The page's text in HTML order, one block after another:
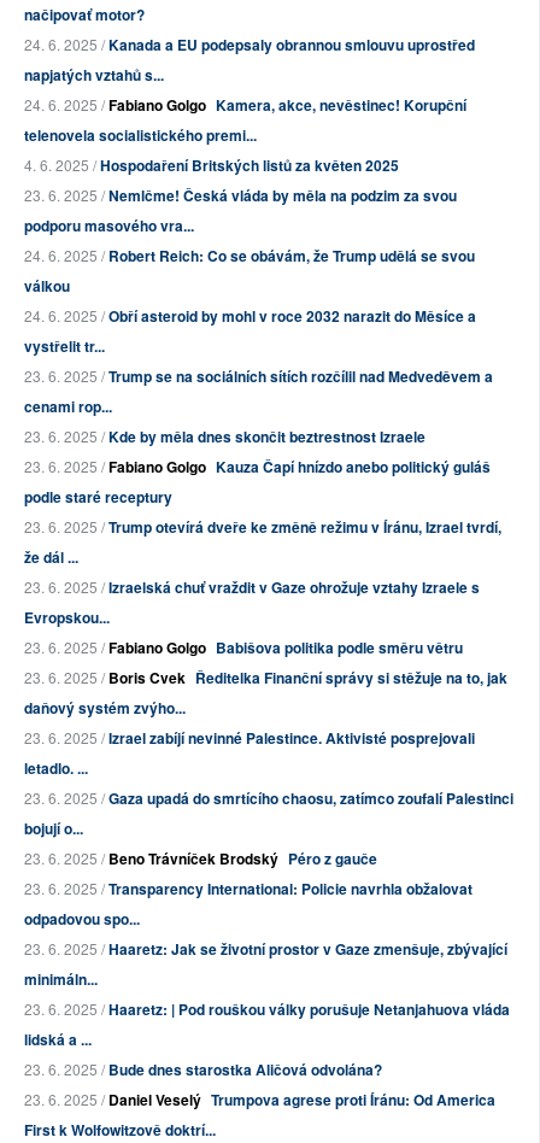
načipovať motor?
24. 6. 2025 /Kanada a EU podepsaly obrannou smlouvu uprostřed
napjatých vztahů s...
24. 6. 2025 /Fabiano Golgo Kamera, akce, nevěstinec! Korupční
telenovela socialistického premi...
4. 6. 2025 /Hospodaření Britských listů za květen 2025
23. 6. 2025 /Nemlčme! Česká vláda by měla na podzim za svou
podporu masového vra...
24. 6. 2025 /Robert Reich: Co se obávám, že Trump udělá se svou
válkou
24. 6. 2025 /Obří asteroid by mohl v roce 2032 narazit do Měsíce a
vystřelit tr...
23. 6. 2025 /Trump se na sociálních sítích rozčílil nad Medveděvem a
cenami rop...
23. 6. 2025 /Kde by měla dnes skončit beztrestnost Izraele
23. 6. 2025 /Fabiano Golgo Kauza Čapí hnízdo anebo politický guláš
podle staré receptury
23. 6. 2025 /Trump otevírá dveře ke změně režimu v Íránu, Izrael tvrdí,
že dál ...
23. 6. 2025 /Izraelská chuť vraždit v Gaze ohrožuje vztahy Izraele s
Evropskou...
23. 6. 2025 /Fabiano Golgo Babišova politika podle směru větru
23. 6. 2025 /Boris Cvek Ředitelka Finanční správy si stěžuje na to, jak
daňový systém zvýho...
23. 6. 2025 /Izrael zabíjí nevinné Palestince. Aktivisté posprejovali
letadlo. ...
23. 6. 2025 /Gaza upadá do smrtícího chaosu, zatímco zoufalí Palestinci
bojují o...
23. 6. 2025 /Beno Trávníček Brodský Péro z gauče
23. 6. 2025 /Transparency International: Policie navrhla obžalovat
odpadovou spo...
23. 6. 2025 /Haaretz: Jak se životní prostor v Gaze zmenšuje, zbývající
minimáln...
23. 6. 2025 /Haaretz: | Pod rouškou války porušuje Netanjahuova vláda
lidská a ...
23. 6. 2025 /Bude dnes starostka Aličová odvolána?
23. 6. 2025 /Daniel Veselý Trumpova agrese proti Íránu: Od America
First k Wolfowitzově doktrí...